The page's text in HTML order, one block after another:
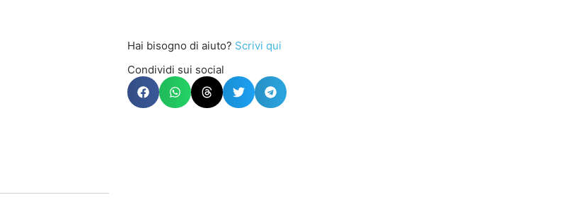
Hai bisogno di aiuto? Scrivi qui
Condividi sui social